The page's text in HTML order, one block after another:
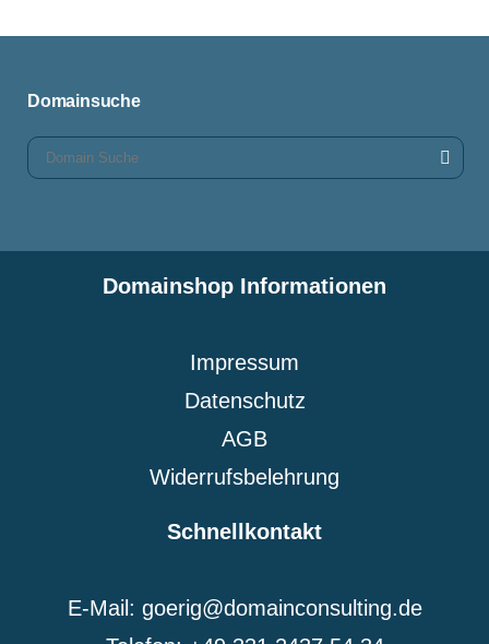
Domainsuche
Domainshop Informationen
Impressum
Datenschutz
AGB
Widerrufsbelehrung
Schnellkontakt
E-Mail: goerig@domainconsulting.de